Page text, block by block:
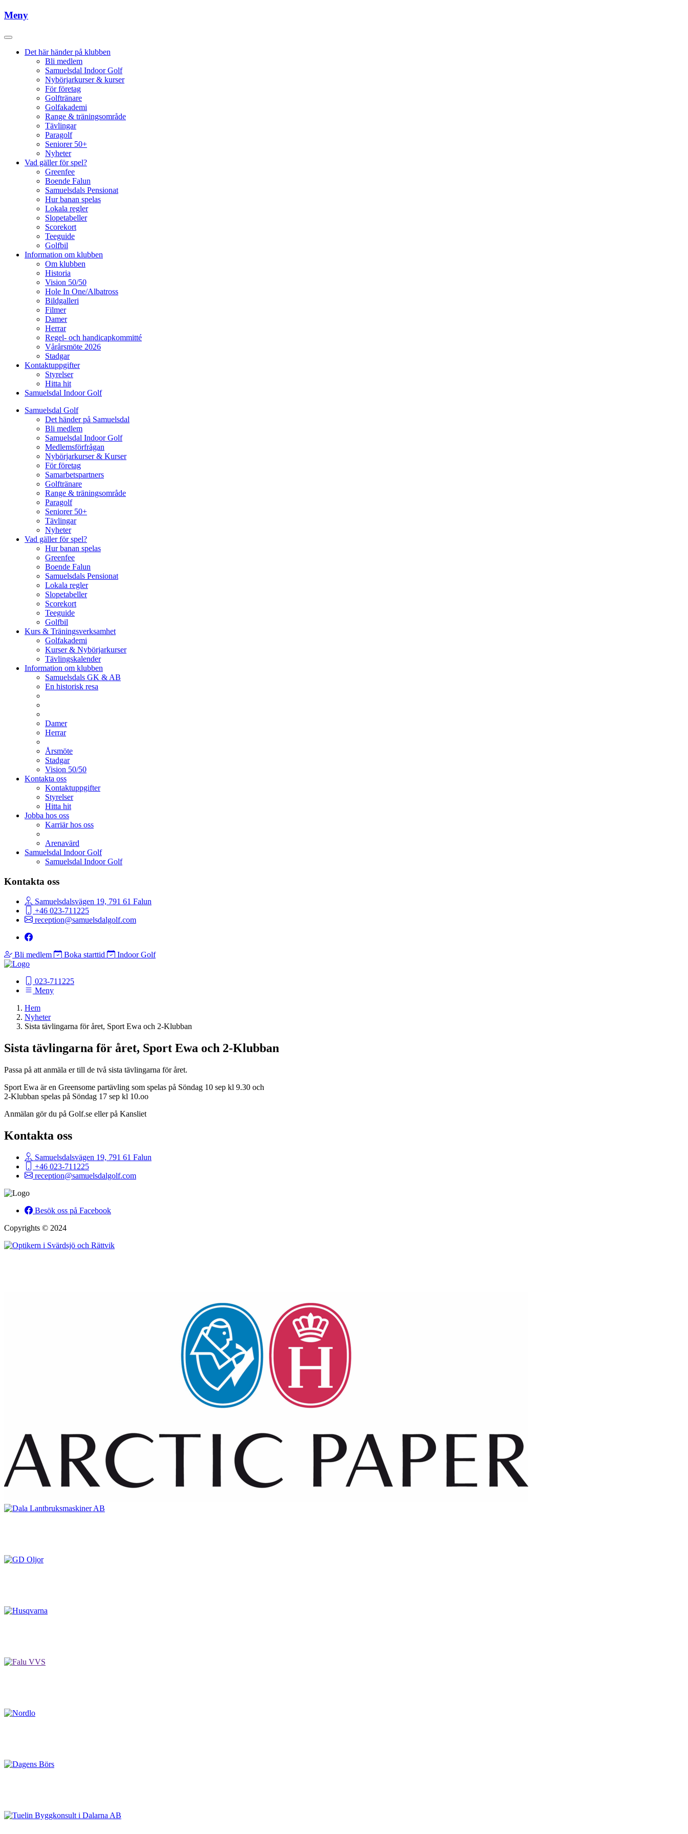
Meny
Det här händer på klubben
Bli medlem
Samuelsdal Indoor Golf
Nybörjarkurser & kurser
För företag
Golftränare
Golfakademi
Range & träningsområde
Tävlingar
Paragolf
Seniorer 50+
Nyheter
Vad gäller för spel?
Greenfee
Boende Falun
Samuelsdals Pensionat
Hur banan spelas
Lokala regler
Slopetabeller
Scorekort
Teeguide
Golfbil
Information om klubben
Om klubben
Historia
Vision 50/50
Hole In One/Albatross
Bildgalleri
Filmer
Damer
Herrar
Regel- och handicapkommitté
Vårårsmöte 2026
Stadgar
Kontaktuppgifter
Styrelser
Hitta hit
Samuelsdal Indoor Golf
Samuelsdal Golf
Det händer på Samuelsdal
Bli medlem
Samuelsdal Indoor Golf
Medlemsförfrågan
Nybörjarkurser & Kurser
För företag
Samarbetspartners
Golftränare
Range & träningsområde
Paragolf
Seniorer 50+
Tävlingar
Nyheter
Vad gäller för spel?
Hur banan spelas
Greenfee
Boende Falun
Samuelsdals Pensionat
Lokala regler
Slopetabeller
Scorekort
Teeguide
Golfbil
Kurs & Träningsverksamhet
Golfakademi
Kurser & Nybörjarkurser
Tävlingskalender
Information om klubben
Samuelsdals GK & AB
En historisk resa
Damer
Herrar
Årsmöte
Stadgar
Vision 50/50
Kontakta oss
Kontaktuppgifter
Styrelser
Hitta hit
Jobba hos oss
Karriär hos oss
Arenavärd
Samuelsdal Indoor Golf
Samuelsdal Indoor Golf
Kontakta oss
Samuelsdalsvägen 19, 791 61 Falun
+46 023-711225
reception@samuelsdalgolf.com
Bli medlem Boka starttid Indoor Golf
023-711225
Meny
Hem
Nyheter
Sista tävlingarna för året, Sport Ewa och 2-Klubban
Sista tävlingarna för året, Sport Ewa och 2-Klubban
Passa på att anmäla er till de två sista tävlingarna för året.
Sport Ewa är en Greensome partävling som spelas på Söndag 10 sep kl 9.30 och
2-Klubban spelas på Söndag 17 sep kl 10.oo
Anmälan gör du på Golf.se eller på Kansliet
Kontakta oss
Samuelsdalsvägen 19, 791 61 Falun
+46 023-711225
reception@samuelsdalgolf.com
Besök oss på Facebook
Copyrights © 2024